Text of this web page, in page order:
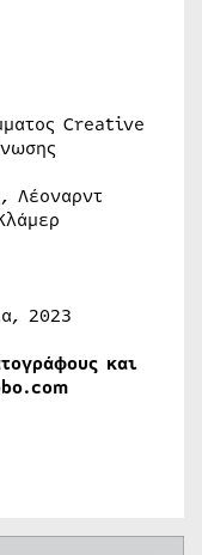
Creative
Λέοναρντ
2023
και